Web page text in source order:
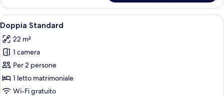
Standard
Apri
tutte
le
foto
per
Doppia
Standard
Un letto rifatto con lenzuola
5
Doppia Standard
22 m²
1 camera
Per 2 persone
1 letto matrimoniale
Wi-Fi gratuito